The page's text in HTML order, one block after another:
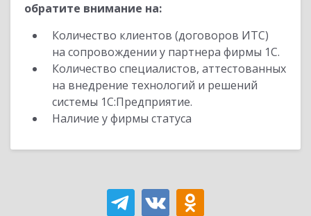
обратите внимание на:
Количество клиентов (договоров ИТС)
на сопровождении у партнера фирмы 1С.
Количество специалистов, аттестованных
на внедрение технологий и решений
системы 1С:Предприятие.
Наличие у фирмы статуса